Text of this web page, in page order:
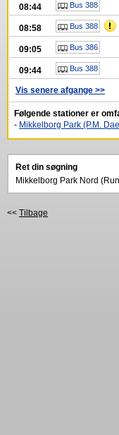
08:44 Bus 388
08:58 Bus 388
09:05 Bus 386
09:44 Bus 388
Vis senere afgange >>
Følgende stationer er
- Mikkelborg Park (P.M.
Ret din søgning
Mikkelborg Park Nord
<< Tilbage